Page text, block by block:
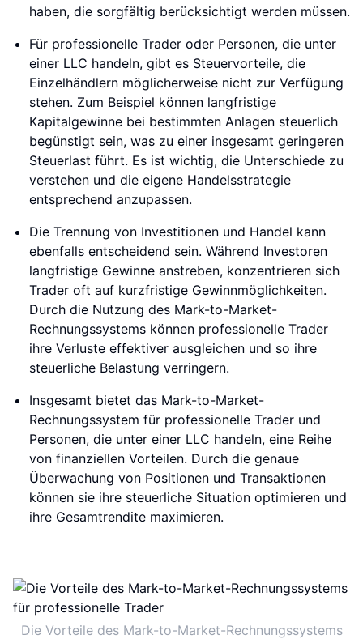
haben, die sorgfältig berücksichtigt werden müssen.
Für professionelle Trader oder Personen, die unter
einer LLC handeln, gibt es Steuervorteile, die
Einzelhändlern möglicherweise nicht zur Verfügung
stehen. Zum Beispiel können langfristige
Kapitalgewinne bei bestimmten Anlagen steuerlich
begünstigt sein, was zu einer insgesamt geringeren
Steuerlast führt. Es ist wichtig, die Unterschiede zu
verstehen und die eigene Handelsstrategie
entsprechend anzupassen.
Die Trennung von Investitionen und Handel kann
ebenfalls entscheidend sein. Während Investoren
langfristige Gewinne anstreben, konzentrieren sich
Trader oft auf kurzfristige Gewinnmöglichkeiten.
Durch die Nutzung des Mark-to-Market-
Rechnungssystems können professionelle Trader
ihre Verluste effektiver ausgleichen und so ihre
steuerliche Belastung verringern.
Insgesamt bietet das Mark-to-Market-
Rechnungssystem für professionelle Trader und
Personen, die unter einer LLC handeln, eine Reihe
von finanziellen Vorteilen. Durch die genaue
Überwachung von Positionen und Transaktionen
können sie ihre steuerliche Situation optimieren und
ihre Gesamtrendite maximieren.
Die Vorteile des Mark-to-Market-Rechnungssystems